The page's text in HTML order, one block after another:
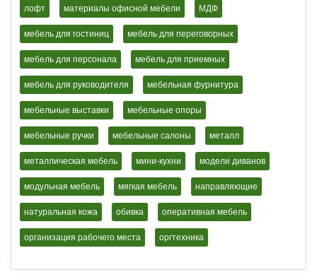
лофт материалы офисной мебели МДФ
мебель для гостиниц мебель для переговорных
мебель для персонала мебель для приемных
мебель для руководителя мебельная фурнитура
мебельные выставки мебельные опоры
мебельные ручки мебельные салоны металл
металлическая мебель мини-кухни модели диванов
модульная мебель мягкая мебель направляющие
натуральная кожа обивка оперативная мебель
организация рабочего места оргтехника